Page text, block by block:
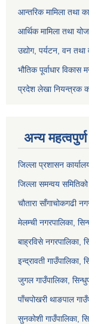
आन्तरिक मामिला तथा
आर्थिक मामिला तथा
उद्योग, पर्यटन, वन तथा
भौतिक पूर्वाधार विकास
प्रदेश लेखा नियन्त्रक
अन्य
जिल्ला प्रशासन
जिल्ला समन्वय
चौतारा साँगाचोकगढी
मेलम्ची नगरपालिका,
बाह्रविसे नगरपालिका,
इन्द्रावती गाउँपालिका,
जुगल गाउँपालिका,
पाँचपोखरी थाङपाल
सुनकोशी गाउँपालिका,